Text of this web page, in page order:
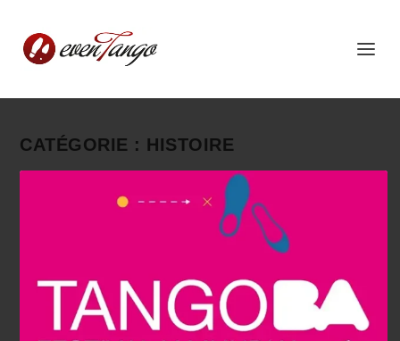
CATÉGORIE : HISTOIRE